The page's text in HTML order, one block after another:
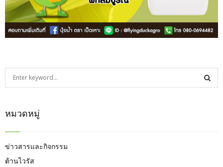
c
o
r
หมวดหมู่
ข่าวสารและกิจกรรม
ต้านไวรัส